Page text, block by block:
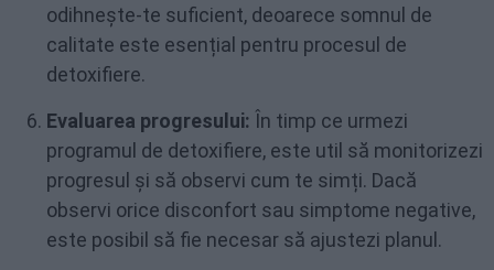
odihnește-te suficient, deoarece somnul de
calitate este esențial pentru procesul de
detoxifiere.
Evaluarea progresului: În timp ce urmezi
programul de detoxifiere, este util să monitorizezi
progresul și să observi cum te simți. Dacă
observi orice disconfort sau simptome negative,
este posibil să fie necesar să ajustezi planul.